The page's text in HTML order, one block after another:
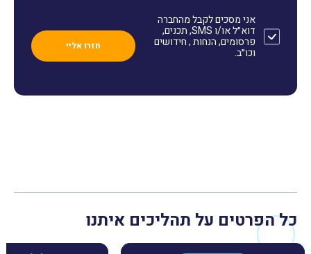
אני מסכים לקבל מהחברה
דוא״ל או/ו SMS, תכנים,
פרסומים, הנחות , חידושים
וכו״ב.
כל הפרטים על תהליכים איתנו